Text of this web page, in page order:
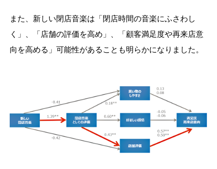
また、新しい閉店音楽は「閉店時間の音楽にふさわし
く」、「店舗の評価を高め」、「顧客満足度や再来店意
向を高める」可能性があることも明らかになりました。